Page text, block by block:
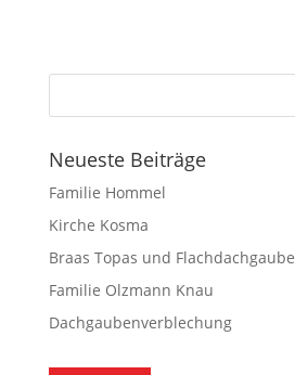
Neueste Beiträge
Familie Hommel
Kirche Kosma
Braas Topas und Flachdachgaube
Familie Olzmann Knau
Dachgaubenverblechung